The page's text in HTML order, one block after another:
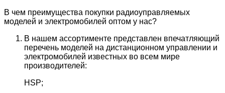
В чем преимущества покупки радиоуправляемых
моделей и электромобилей оптом у нас?
В нашем ассортименте представлен впечатляющий
перечень моделей на дистанционном управлении и
электромобилей известных во всем мире
производителей:
HSP;